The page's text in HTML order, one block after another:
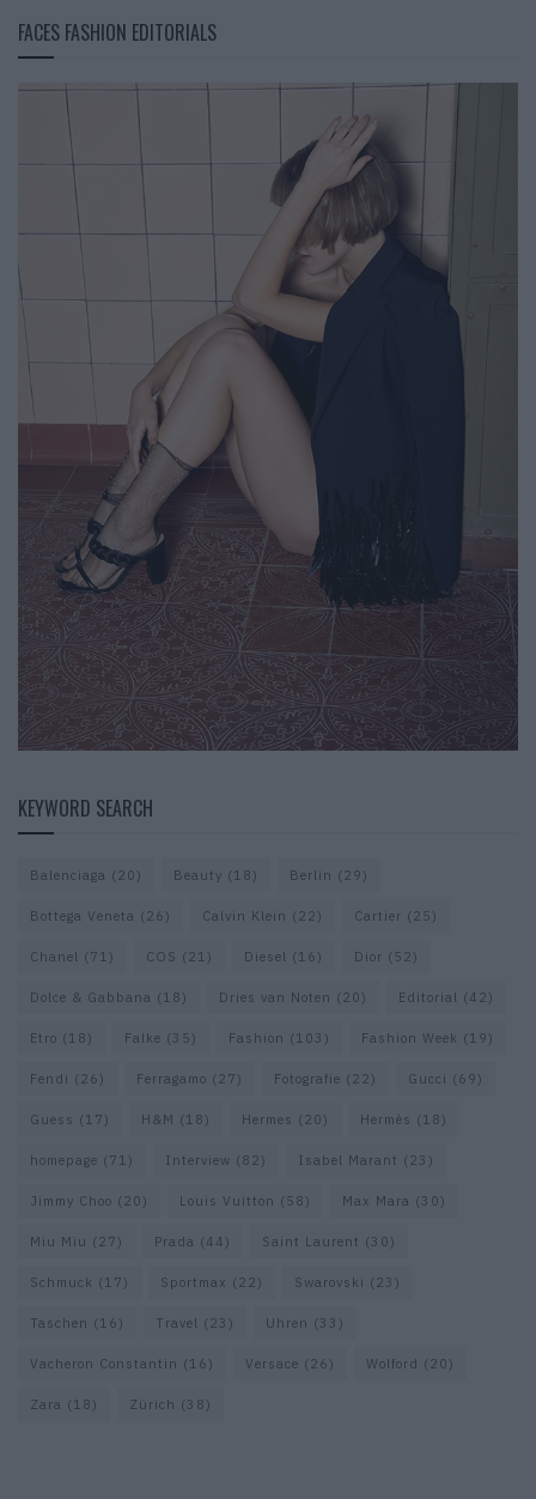
FACES FASHION EDITORIALS
KEYWORD SEARCH
Balenciaga (20) Beauty (18) Berlin (29)
Bottega Veneta (26) Calvin Klein (22) Cartier (25)
Chanel (71) COS (21) Diesel (16) Dior (52)
Dolce & Gabbana (18) Dries van Noten (20) Editorial (42)
Etro (18) Falke (35) Fashion (103) Fashion Week (19)
Fendi (26) Ferragamo (27) Fotografie (22) Gucci (69)
Guess (17) H&M (18) Hermes (20) Hermès (18)
homepage (71) Interview (82) Isabel Marant (23)
Jimmy Choo (20) Louis Vuitton (58) Max Mara (30)
Miu Miu (27) Prada (44) Saint Laurent (30)
Schmuck (17) Sportmax (22) Swarovski (23)
Taschen (16) Travel (23) Uhren (33)
Vacheron Constantin (16) Versace (26) Wolford (20)
Zara (18) Zürich (38)